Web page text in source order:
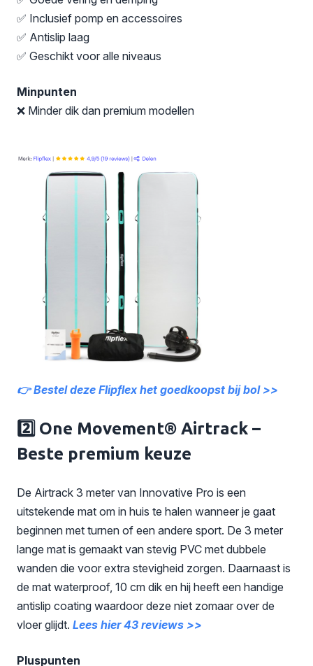
✅ Inclusief pomp en accessoires
✅ Antislip laag
✅ Geschikt voor alle niveaus
Minpunten
❌ Minder dik dan premium modellen
👉 Bestel deze Flipflex het goedkoopst bij bol >>
2️⃣ One Movement® Airtrack –
Beste premium keuze
De Airtrack 3 meter van Innovative Pro is een
uitstekende mat om in huis te halen wanneer je gaat
beginnen met turnen of een andere sport. De 3 meter
lange mat is gemaakt van stevig PVC met dubbele
wanden die voor extra stevigheid zorgen. Daarnaast is
de mat waterproof, 10 cm dik en hij heeft een handige
antislip coating waardoor deze niet zomaar over de
vloer glijdt. Lees hier 43 reviews >>
Pluspunten